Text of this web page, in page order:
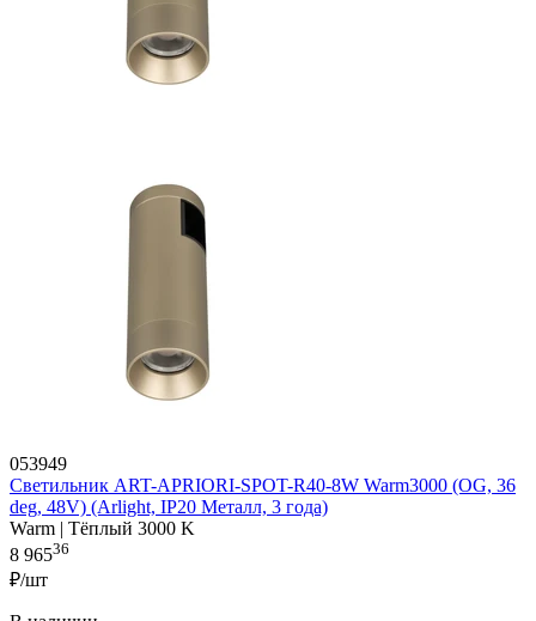
053949
Светильник ART-APRIORI-SPOT-R40-8W Warm3000 (OG, 36
deg, 48V) (Arlight, IP20 Металл, 3 года)
Warm | Тёплый 3000 K
8 96536
₽/шт